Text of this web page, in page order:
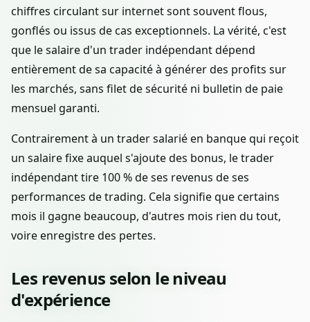
chiffres circulant sur internet sont souvent flous,
gonflés ou issus de cas exceptionnels. La vérité, c'est
que le salaire d'un trader indépendant dépend
entièrement de sa capacité à générer des profits sur
les marchés, sans filet de sécurité ni bulletin de paie
mensuel garanti.
Contrairement à un trader salarié en banque qui reçoit
un salaire fixe auquel s'ajoute des bonus, le trader
indépendant tire 100 % de ses revenus de ses
performances de trading. Cela signifie que certains
mois il gagne beaucoup, d'autres mois rien du tout,
voire enregistre des pertes.
Les revenus selon le niveau
d'expérience